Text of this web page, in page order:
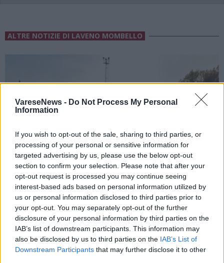
VareseNews - Do Not Process My Personal
Information
If you wish to opt-out of the sale, sharing to third parties, or
processing of your personal or sensitive information for
targeted advertising by us, please use the below opt-out
section to confirm your selection. Please note that after your
opt-out request is processed you may continue seeing
interest-based ads based on personal information utilized by
us or personal information disclosed to third parties prior to
your opt-out. You may separately opt-out of the further
disclosure of your personal information by third parties on the
IAB’s list of downstream participants. This information may
also be disclosed by us to third parties on the IAB’s List of
Downstream Participants that may further disclose it to other
ALTRE NOTIZIE DI LAVENO MOMBELLO
LAVENO MOMBELLO
Viabilità a Laveno Mombello: Civitas
rilancia su cavalcavia, traffico pesante e
passaggio a livello